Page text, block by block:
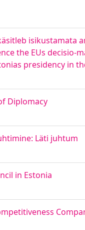
isikustamata
the EUs decisio-
presidency in
Diplomacy
Läti juhtum
in Estonia